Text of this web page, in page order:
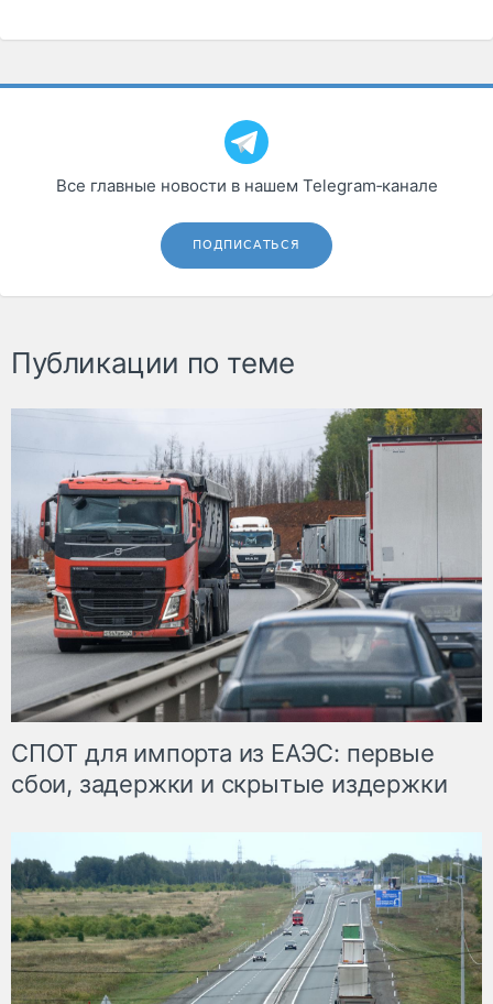
Все главные новости в нашем Telegram‑канале
ПОДПИСАТЬСЯ
Публикации по теме
СПОТ для импорта из ЕАЭС: первые
сбои, задержки и скрытые издержки